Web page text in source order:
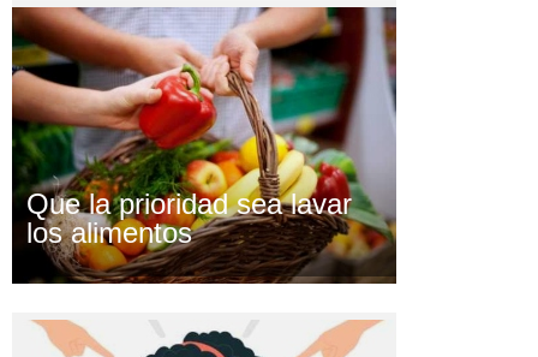
Que la prioridad sea lavar
los alimentos